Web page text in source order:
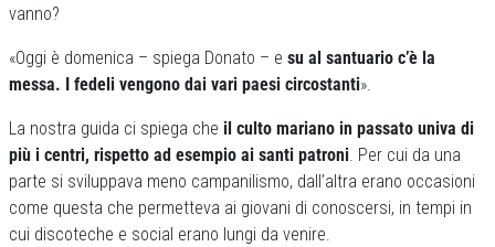
vanno?
«Oggi è domenica – spiega Donato – e su al santuario c’è la
messa. I fedeli vengono dai vari paesi circostanti».
La nostra guida ci spiega che il culto mariano in passato univa di
più i centri, rispetto ad esempio ai santi patroni. Per cui da una
parte si sviluppava meno campanilismo, dall’altra erano occasioni
come questa che permetteva ai giovani di conoscersi, in tempi in
cui discoteche e social erano lungi da venire.